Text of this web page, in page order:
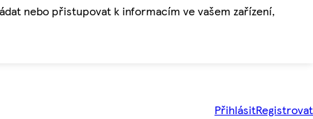
nebo přistupovat k informacím ve vašem zařízení,
PřihlásitRegistrovat